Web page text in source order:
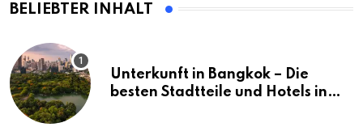
BELIEBTER INHALT
Unterkunft in Bangkok – Die
besten Stadtteile und Hotels in